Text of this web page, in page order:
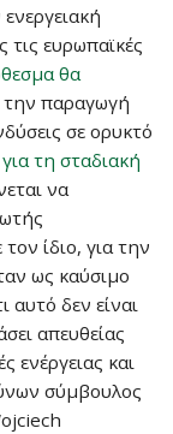
τις ευρωπαϊκές
θα
την παραγωγή
σε ορυκτό
τη σταδιακή
να
ίδιο, για την
ως καύσιμο
αυτό δεν είναι
απευθείας
ενέργειας και
σύμβουλος